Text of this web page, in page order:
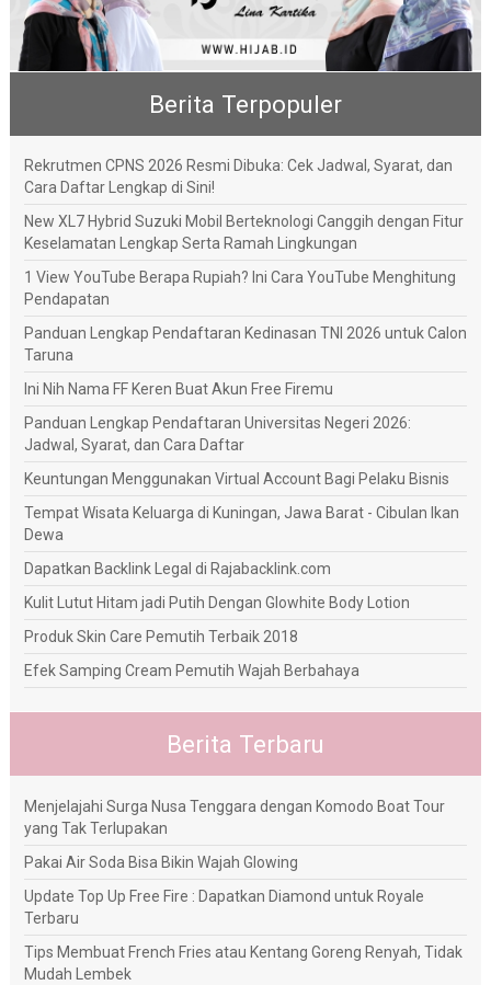
Berita Terpopuler
Rekrutmen CPNS 2026 Resmi Dibuka: Cek Jadwal, Syarat, dan
Cara Daftar Lengkap di Sini!
New XL7 Hybrid Suzuki Mobil Berteknologi Canggih dengan Fitur
Keselamatan Lengkap Serta Ramah Lingkungan
1 View YouTube Berapa Rupiah? Ini Cara YouTube Menghitung
Pendapatan
Panduan Lengkap Pendaftaran Kedinasan TNI 2026 untuk Calon
Taruna
Ini Nih Nama FF Keren Buat Akun Free Firemu
Panduan Lengkap Pendaftaran Universitas Negeri 2026:
Jadwal, Syarat, dan Cara Daftar
Keuntungan Menggunakan Virtual Account Bagi Pelaku Bisnis
Tempat Wisata Keluarga di Kuningan, Jawa Barat - Cibulan Ikan
Dewa
Dapatkan Backlink Legal di Rajabacklink.com
Kulit Lutut Hitam jadi Putih Dengan Glowhite Body Lotion
Produk Skin Care Pemutih Terbaik 2018
Efek Samping Cream Pemutih Wajah Berbahaya
Berita Terbaru
Menjelajahi Surga Nusa Tenggara dengan Komodo Boat Tour
yang Tak Terlupakan
Pakai Air Soda Bisa Bikin Wajah Glowing
Update Top Up Free Fire : Dapatkan Diamond untuk Royale
Terbaru
Tips Membuat French Fries atau Kentang Goreng Renyah, Tidak
Mudah Lembek